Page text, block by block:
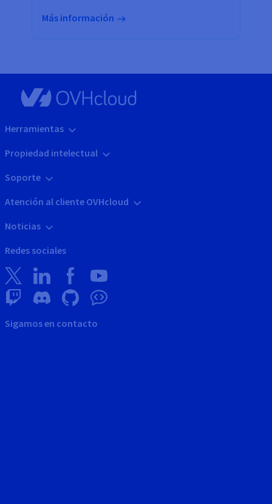
Más información
Herramientas
Propiedad intelectual
Soporte
Atención al cliente OVHcloud
Noticias
Redes sociales
Sigamos en contacto